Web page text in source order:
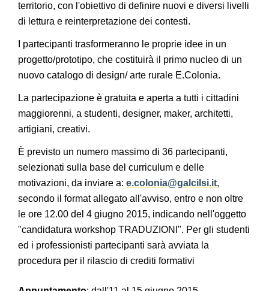
territorio, con l'obiettivo di definire nuovi e diversi livelli
di lettura e reinterpretazione dei contesti.
I partecipanti trasformeranno le proprie idee in un
progetto/prototipo, che costituirà il primo nucleo di un
nuovo catalogo di design/ arte rurale E.Colonia.
La partecipazione è gratuita e aperta a tutti i cittadini
maggiorenni, a studenti, designer, maker, architetti,
artigiani, creativi.
È previsto un numero massimo di 36 partecipanti,
selezionati sulla base del curriculum e delle
motivazioni, da inviare a: e.colonia@galcilsi.it,
secondo il format allegato all'avviso, entro e non oltre
le ore 12.00 del 4 giugno 2015, indicando nell'oggetto
"candidatura workshop TRADUZIONI". Per gli studenti
ed i professionisti partecipanti sarà avviata la
procedura per il rilascio di crediti formativi